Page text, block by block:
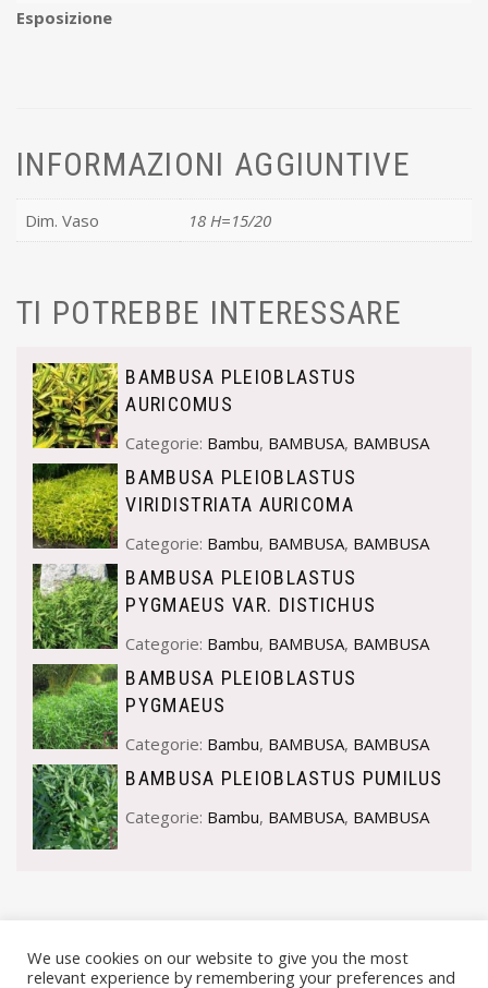
Esposizione
INFORMAZIONI AGGIUNTIVE
Dim. Vaso 18 H=15/20
TI POTREBBE INTERESSARE
BAMBUSA PLEIOBLASTUS
AURICOMUS
Categorie: Bambu, BAMBUSA, BAMBUSA
BAMBUSA PLEIOBLASTUS
VIRIDISTRIATA AURICOMA
Categorie: Bambu, BAMBUSA, BAMBUSA
BAMBUSA PLEIOBLASTUS
PYGMAEUS VAR. DISTICHUS
Categorie: Bambu, BAMBUSA, BAMBUSA
BAMBUSA PLEIOBLASTUS
PYGMAEUS
Categorie: Bambu, BAMBUSA, BAMBUSA
BAMBUSA PLEIOBLASTUS PUMILUS
Categorie: Bambu, BAMBUSA, BAMBUSA
We use cookies on our website to give you the most
relevant experience by remembering your preferences and